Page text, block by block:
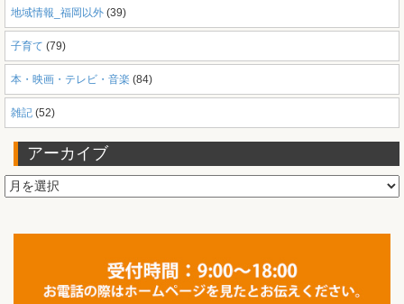
地域情報_福岡以外 (39)
子育て (79)
本・映画・テレビ・音楽 (84)
雑記 (52)
アーカイブ
ア
ー
イ